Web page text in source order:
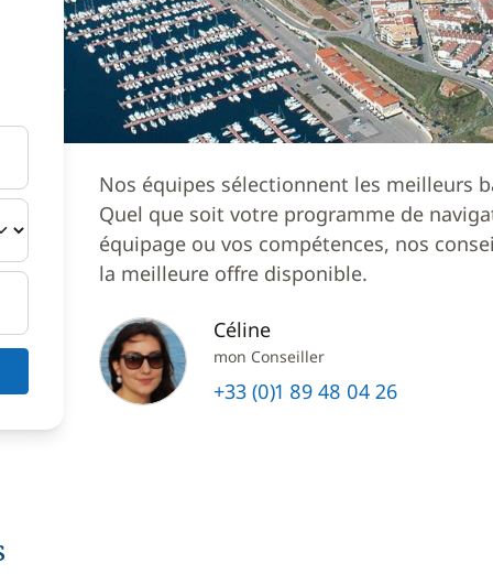
Nos équipes sélectionnent les meilleurs
Quel que soit votre programme de
équipage ou vos compétences, nos
la meilleure offre disponible.
Céline
mon Conseiller
+33 (0)1 89 48 04 26